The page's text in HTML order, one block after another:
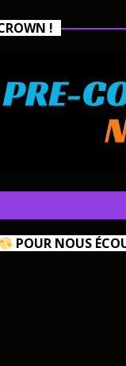
!
POUR NOUS